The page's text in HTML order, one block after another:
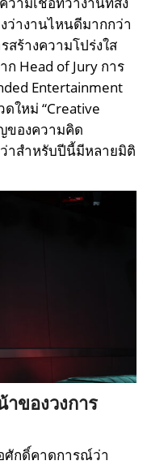
างานไหนดีมากกว่า
สร้างความโปร่งใส
Head of Jury การ
Entertainment
ใหม่ “Creative
ของความคิด
าสำหรับปีนี้มีหลายมิติ
ของวงการ
ศักดิ์คาดการณ์ว่า